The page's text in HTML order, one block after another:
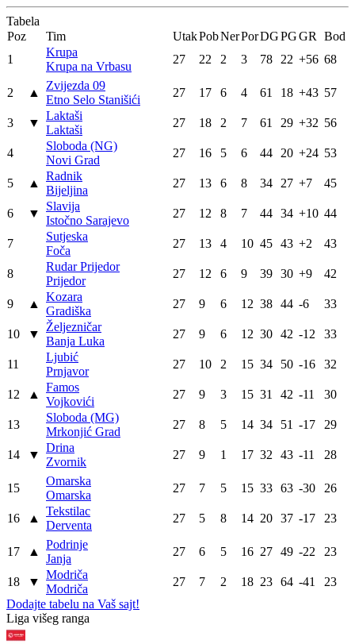
Tabela
Poz
Tim UtakPobNerPorDGPGGR
Bod
1
Krupa
Krupa na Vrbasu
27 22 2 3 78 22 +56 68
2 ▲
Zvijezda 09
Etno Selo Stanišići
27 17 6 4 61 18 +43 57
3 ▼
Laktaši
Laktaši
27 18 2 7 61 29 +32 56
4
Sloboda (NG)
Novi Grad
27 16 5 6 44 20 +24 53
5 ▲
Radnik
Bijeljina
27 13 6 8 34 27 +7 45
6 ▼
Slavija
Istočno Sarajevo
27 12 8 7 44 34 +10 44
7
Sutjeska
Foča
27 13 4 10 45 43 +2 43
8
Rudar Prijedor
Prijedor
27 12 6 9 39 30 +9 42
9 ▲
Kozara
Gradiška
27 9 6 12 38 44 -6 33
10 ▼
Željezničar
Banja Luka
27 9 6 12 30 42 -12 33
11
Ljubić
Prnjavor
27 10 2 15 34 50 -16 32
12 ▲
Famos
Vojkovići
27 9 3 15 31 42 -11 30
13
Sloboda (MG)
Mrkonjić Grad
27 8 5 14 34 51 -17 29
14 ▼
Drina
Zvornik
27 9 1 17 32 43 -11 28
15
Omarska
Omarska
27 7 5 15 33 63 -30 26
16 ▲
Tekstilac
Derventa
27 5 8 14 20 37 -17 23
17 ▲
Podrinje
Janja
27 6 5 16 27 49 -22 23
18 ▼
Modriča
Modriča
27 7 2 18 23 64 -41
23
Dodajte tabelu na Vaš sajt!
WEB PREPORUKE